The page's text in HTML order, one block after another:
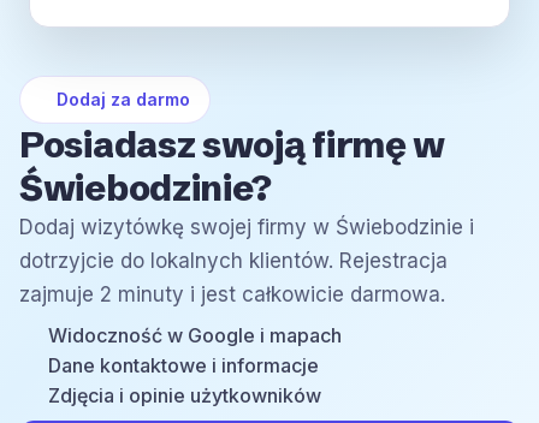
Dodaj za darmo
Posiadasz swoją firmę w
Świebodzinie?
Dodaj wizytówkę swojej firmy w Świebodzinie i
dotrzyjcie do lokalnych klientów. Rejestracja
zajmuje 2 minuty i jest całkowicie darmowa.
Widoczność w Google i mapach
Dane kontaktowe i informacje
Zdjęcia i opinie użytkowników